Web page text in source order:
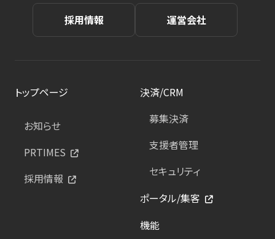
採用情報 運営会社
トップページ
お知らせ
PRTIMES
採用情報
決済/CRM
募集決済
支援者管理
セキュリティ
ポータル/集客
機能